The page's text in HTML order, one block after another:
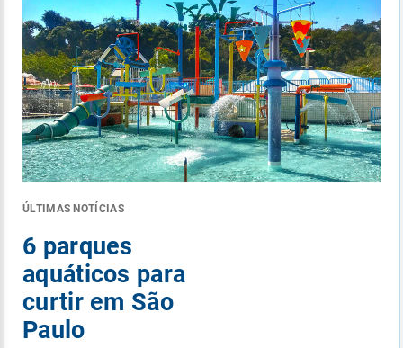
ÚLTIMAS NOTÍCIAS
6 parques
aquáticos para
curtir em São
Paulo